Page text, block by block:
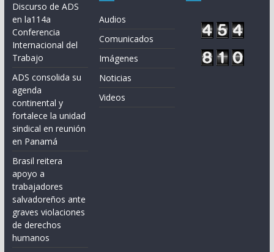
Discurso de ADS
en la114a
Conferencia
Internacional del
Trabajo
ADS consolida su
agenda
continental y
fortalece la unidad
sindical en reunión
en Panamá
Brasil reitera
apoyo a
trabajadores
salvadoreños ante
graves violaciones
de derechos
humanos
Audios
Comunicados
Imágenes
Noticias
Videos